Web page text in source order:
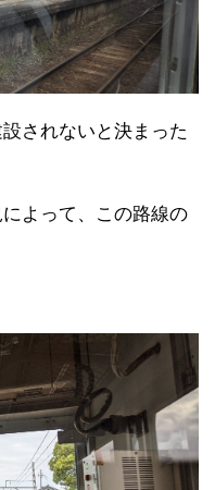
されないと決まった
よって、この路線の